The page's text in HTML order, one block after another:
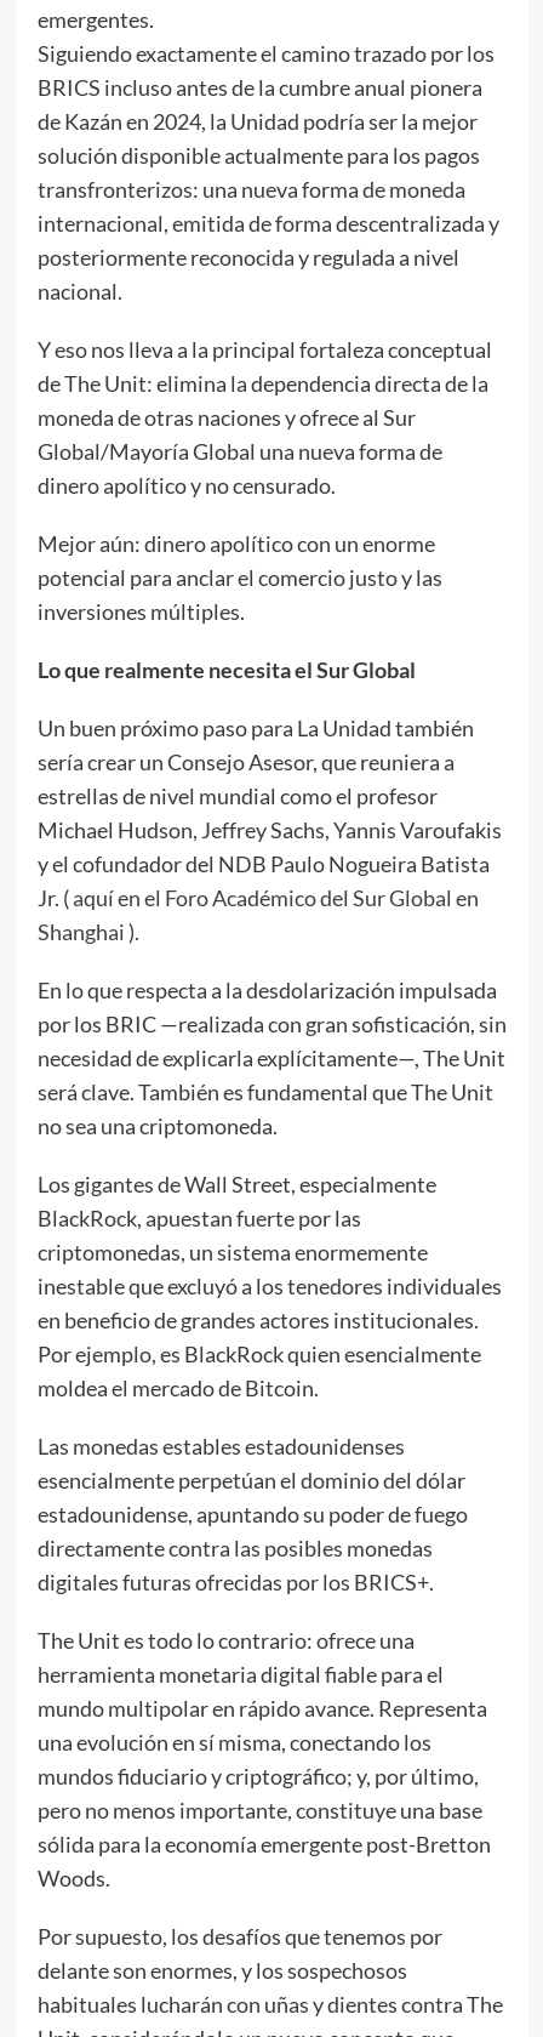
emergentes.
Siguiendo exactamente el camino trazado por los
BRICS incluso antes de la cumbre anual pionera
de Kazán en 2024, la Unidad podría ser la mejor
solución disponible actualmente para los pagos
transfronterizos: una nueva forma de moneda
internacional, emitida de forma descentralizada y
posteriormente reconocida y regulada a nivel
nacional.
Y eso nos lleva a la principal fortaleza conceptual
de The Unit: elimina la dependencia directa de la
moneda de otras naciones y ofrece al Sur
Global/Mayoría Global una nueva forma de
dinero apolítico y no censurado.
Mejor aún: dinero apolítico con un enorme
potencial para anclar el comercio justo y las
inversiones múltiples.
Lo que realmente necesita el Sur Global
Un buen próximo paso para La Unidad también
sería crear un Consejo Asesor, que reuniera a
estrellas de nivel mundial como el profesor
Michael Hudson, Jeffrey Sachs, Yannis Varoufakis
y el cofundador del NDB Paulo Nogueira Batista
Jr. (aquí en el Foro Académico del Sur Global en
Shanghai).
En lo que respecta a la desdolarización impulsada
por los BRIC —realizada con gran sofisticación, sin
necesidad de explicarla explícitamente—, The Unit
será clave. También es fundamental que The Unit
no sea una criptomoneda.
Los gigantes de Wall Street, especialmente
BlackRock, apuestan fuerte por las
criptomonedas, un sistema enormemente
inestable que excluyó a los tenedores individuales
en beneficio de grandes actores institucionales.
Por ejemplo, es BlackRock quien esencialmente
moldea el mercado de Bitcoin.
Las monedas estables estadounidenses
esencialmente perpetúan el dominio del dólar
estadounidense, apuntando su poder de fuego
directamente contra las posibles monedas
digitales futuras ofrecidas por los BRICS+.
The Unit es todo lo contrario: ofrece una
herramienta monetaria digital fiable para el
mundo multipolar en rápido avance. Representa
una evolución en sí misma, conectando los
mundos fiduciario y criptográfico; y, por último,
pero no menos importante, constituye una base
sólida para la economía emergente post-Bretton
Woods.
Por supuesto, los desafíos que tenemos por
delante son enormes, y los sospechosos
habituales lucharán con uñas y dientes contra The